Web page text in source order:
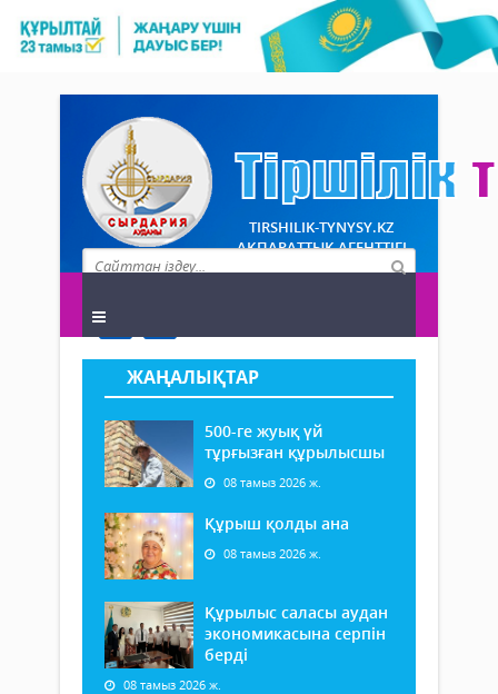
TIRSHILIK-TYNYSY.KZ
АҚПАРАТТЫҚ АГЕНТТІГІ
ЖАҢАЛЫҚТАР
500-ге жуық үй
тұрғызған құрылысшы
08 тамыз 2026 ж.
Құрыш қолды ана
08 тамыз 2026 ж.
Құрылыс саласы аудан
экономикасына серпін
берді
08 тамыз 2026 ж.